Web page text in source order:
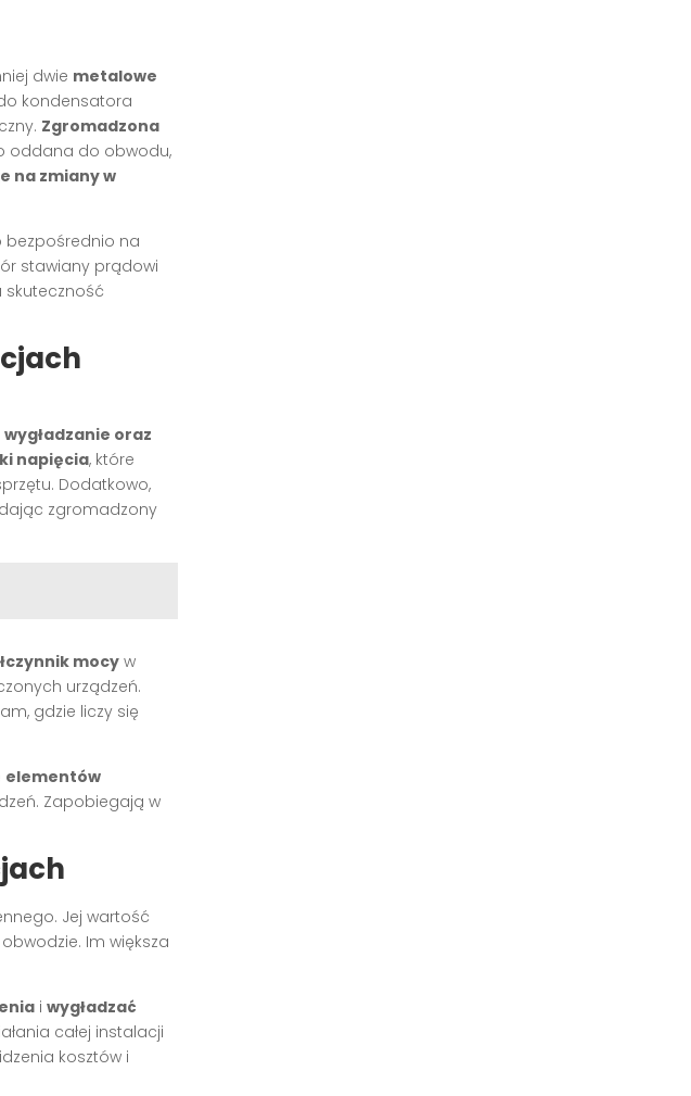
dwie metalowe
kondensatora
Zgromadzona
oddana do obwodu,
na zmiany w
bezpośrednio na
stawiany prądowi
skuteczność
wygładzanie oraz
napięcia, które
Dodatkowo,
zgromadzony
mocy w
urządzeń.
gdzie liczy się
elementów
Zapobiegają w
Jej wartość
Im większa
i wygładzać
całej instalacji
kosztów i